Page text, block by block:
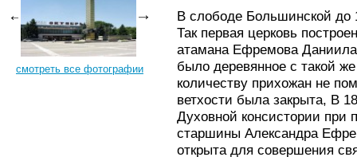
смотреть все фотографии
В слободе Большинской до
Так первая церковь
атамана Ефремова
было деревянное с такой
количеству прихожан не
ветхости была закрыта, В
Духовной консистории при
старшины Александра
открыта для совершения